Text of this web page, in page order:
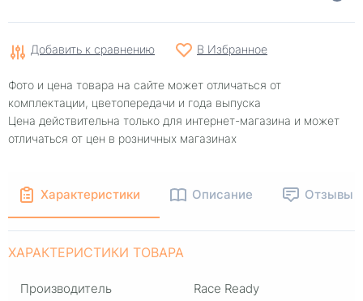
Добавить к сравнению В Избранное
Фото и цена товара на сайте может отличаться от
комплектации, цветопередачи и года выпуска
Цена действительна только для интернет-магазина и может
отличаться от цен в розничных магазинах
Характеристики Описание Отзывы
ХАРАКТЕРИСТИКИ ТОВАРА
Производитель
Race Ready